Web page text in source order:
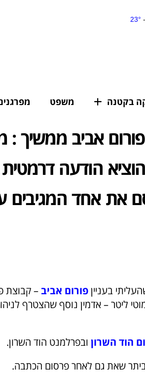
בקטנה משפט
אביב ממשיך :
הודעה
את אחד המגיבים
בענייןפורום אביב – קבוצת
ליטר – אדמין נוסף שהצטרף
הוד השרון ובפרלמנט הוד השרון.
שאת גם לאחר פרסום הכתבה.